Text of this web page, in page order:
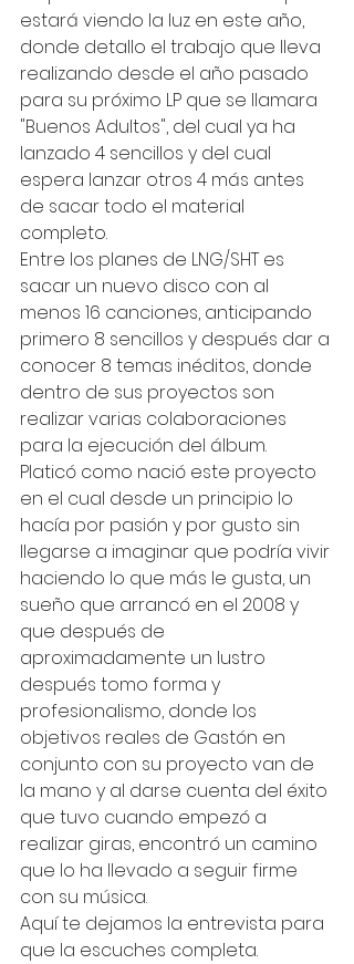
estará viendo la luz en este año,
donde detallo el trabajo que lleva
realizando desde el año pasado
para su próximo LP que se llamara
"Buenos Adultos", del cual ya ha
lanzado 4 sencillos y del cual
espera lanzar otros 4 más antes
de sacar todo el material
completo.
Entre los planes de LNG/SHT es
sacar un nuevo disco con al
menos 16 canciones, anticipando
primero 8 sencillos y después dar a
conocer 8 temas inéditos, donde
dentro de sus proyectos son
realizar varias colaboraciones
para la ejecución del álbum.
Platicó como nació este proyecto
en el cual desde un principio lo
hacía por pasión y por gusto sin
llegarse a imaginar que podría vivir
haciendo lo que más le gusta, un
sueño que arrancó en el 2008 y
que después de
aproximadamente un lustro
después tomo forma y
profesionalismo, donde los
objetivos reales de Gastón en
conjunto con su proyecto van de
la mano y al darse cuenta del éxito
que tuvo cuando empezó a
realizar giras, encontró un camino
que lo ha llevado a seguir firme
con su música.
Aquí te dejamos la entrevista para
que la escuches completa.